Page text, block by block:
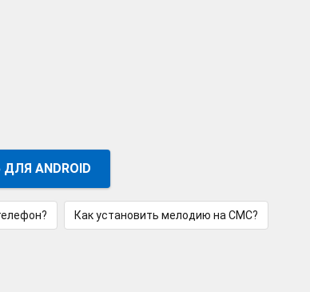
ANDROID
Как установить мелодию на СМС?